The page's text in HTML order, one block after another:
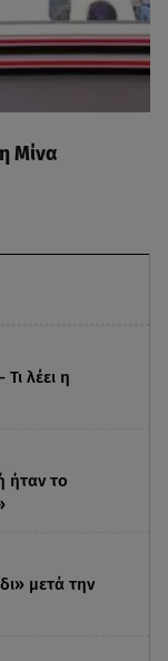
λέει η
ήταν το
μετά την
Μίνα